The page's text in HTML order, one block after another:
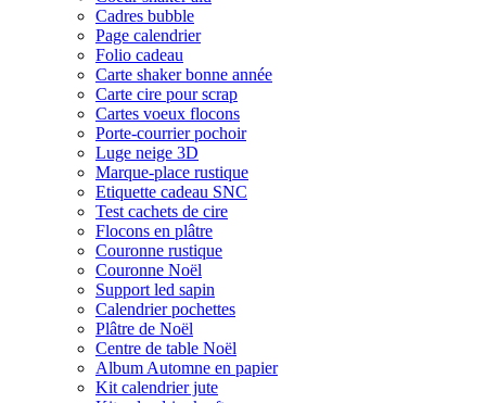
Cadres bubble
Page calendrier
Folio cadeau
Carte shaker bonne année
Carte cire pour scrap
Cartes voeux flocons
Porte-courrier pochoir
Luge neige 3D
Marque-place rustique
Etiquette cadeau SNC
Test cachets de cire
Flocons en plâtre
Couronne rustique
Couronne Noël
Support led sapin
Calendrier pochettes
Plâtre de Noël
Centre de table Noël
Album Automne en papier
Kit calendrier jute